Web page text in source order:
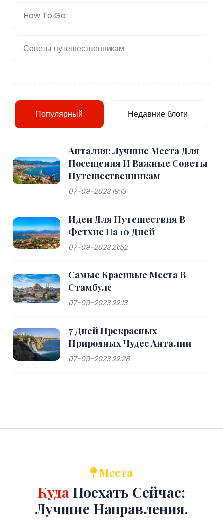
How To Go
Советы путешественникам
Популярный Недавние блоги
Анталия: Лучшие Места Для
Посещения И Важные Советы
Путешественникам
07-09-2023 19:13
Идеи Для Путешествия В
Фетхие На 10 Дней
07-09-2023 21:52
Самые Красивые Места В
Стамбуле
07-09-2023 22:13
7 Дней Прекрасных
Природных Чудес Анталии
07-09-2023 22:28
Места
Куда Поехать Сейчас:
Лучшие Направления.